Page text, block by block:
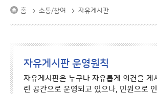
홈 소통/참여 자유게시판
자유게시판 운영원칙
자유게시판은 누구나 자유롭게 의견을 게
린 공간으로 운영되고 있으나, 민원으로